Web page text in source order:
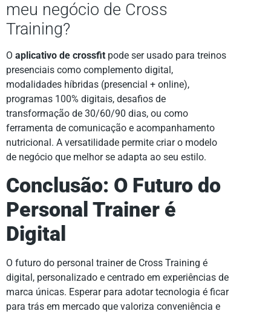
meu negócio de Cross
Training?
O aplicativo de crossfit pode ser usado para treinos
presenciais como complemento digital,
modalidades híbridas (presencial + online),
programas 100% digitais, desafios de
transformação de 30/60/90 dias, ou como
ferramenta de comunicação e acompanhamento
nutricional. A versatilidade permite criar o modelo
de negócio que melhor se adapta ao seu estilo.
Conclusão: O Futuro do
Personal Trainer é
Digital
O futuro do personal trainer de Cross Training é
digital, personalizado e centrado em experiências de
marca únicas. Esperar para adotar tecnologia é ficar
para trás em mercado que valoriza conveniência e